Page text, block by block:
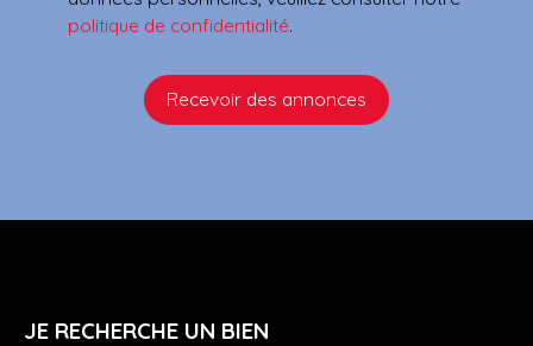
politique de confidentialité.
Recevoir des annonces
JE RECHERCHE UN BIEN